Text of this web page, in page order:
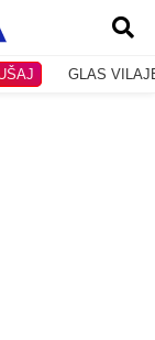
GLAS